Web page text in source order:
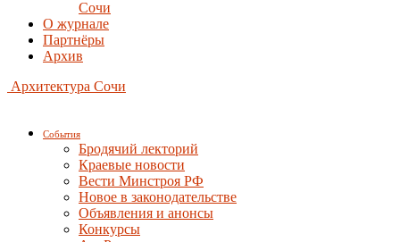
Сочи
О журнале
Партнёры
Архив
Архитектура Сочи
События
Бродячий лекторий
Краевые новости
Вести Минстроя РФ
Новое в законодательстве
Объявления и анонсы
Конкурсы